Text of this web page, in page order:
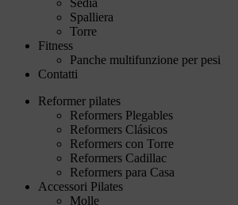
Spalliera
Torre
Fitness
Panche multifunzione per pesi
Contatti
Reformer pilates
Reformers Plegables
Reformers Clásicos
Reformers con Torre
Reformers Cadillac
Reformers para Casa
Accessori Pilates
Molle